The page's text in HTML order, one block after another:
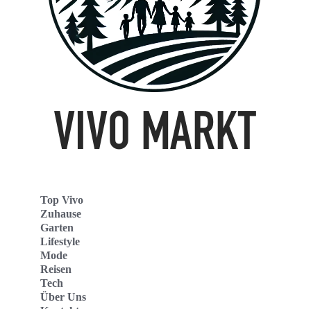
Top Vivo
Zuhause
Garten
Lifestyle
Mode
Reisen
Tech
Über Uns